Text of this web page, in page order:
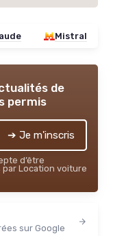
Mistral
de
permis
➔ Je m'inscris
d’être
par Location voiture
sur Google